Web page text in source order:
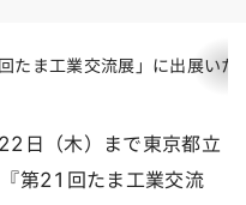
たま工業交流展」に出展いた
日（木）まで東京都立
第21回たま工業交流